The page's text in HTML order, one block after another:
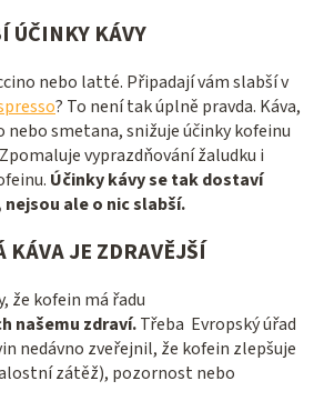
ÚČINKY KÁVY
nebo latté. Připadají vám slabší v
? To není tak úplně pravda. Káva,
nebo smetana, snižuje účinky kofeinu
vyprazdňování žaludku i
Účinky kávy se tak dostaví
ale o nic slabší.
KÁVA JE ZDRAVĚJŠÍ
že kofein má řadu
našemu zdraví.Třeba Evropský úřad
nedávno zveřejnil, že kofein zlepšuje
zátěž), pozornost nebo